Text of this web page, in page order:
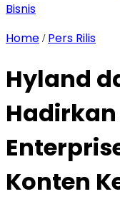
Bisnis
Home / Pers Rilis
Hyland
Konten